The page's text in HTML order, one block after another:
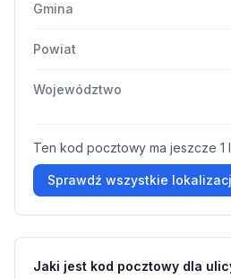
Gmina
Powiat
Województwo
Ten kod pocztowy ma jeszcze 1
Sprawdź wszystkie
Jaki jest kod pocztowy dla